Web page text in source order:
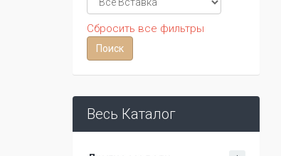
Сбросить все фильтры
Весь Каталог